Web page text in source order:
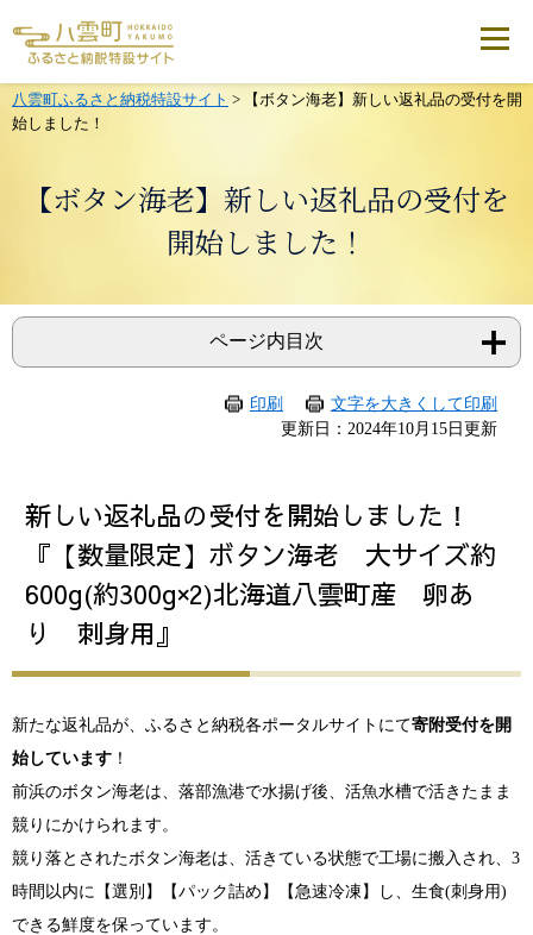
ニ
を
飛
八雲町ふるさと納税特設サイト >
【ボタン海老】新しい返礼品の受付を開
始しました！
【ボタン海老】新しい返礼品の受付を
開始しました！
ページ内目次
印刷
文字を大きくして印刷
更新日：2024年10月15日更新
新しい返礼品の受付を開始しました！
『【数量限定】ボタン海老 大サイズ約
600g(約300g×2)北海道八雲町産 卵あ
り 刺身用』
新たな返礼品が、ふるさと納税各ポータルサイトにて寄附受付を開
始しています ！
前浜のボタン海老は、落部漁港で水揚げ後、活魚水槽で活きたまま
競りにかけられます。
競り落とされたボタン海老は、活きている状態で工場に搬入され、3
時間以内に【選別】【パック詰め】【急速冷凍】し、生食(刺身用)
できる鮮度を保っています。